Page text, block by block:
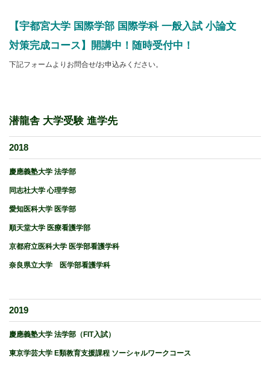
【宇都宮大学 国際学部 国際学科 一般入試 小論文
対策完成コース】開講中！随時受付中！
下記フォームよりお問合せ/お申込みください。
潜龍舎 大学受験 進学先
2018
慶應義塾大学 法学部
同志社大学 心理学部
愛知医科大学 医学部
順天堂大学 医療看護学部
京都府立医科大学 医学部看護学科
奈良県立大学 医学部看護学科
2019
慶應義塾大学 法学部（FIT入試）
東京学芸大学 E類教育支援課程 ソーシャルワークコース